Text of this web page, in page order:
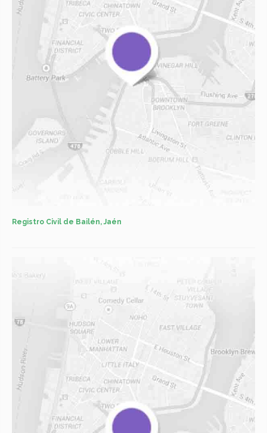
Registro Civil de Bailén, Jaén